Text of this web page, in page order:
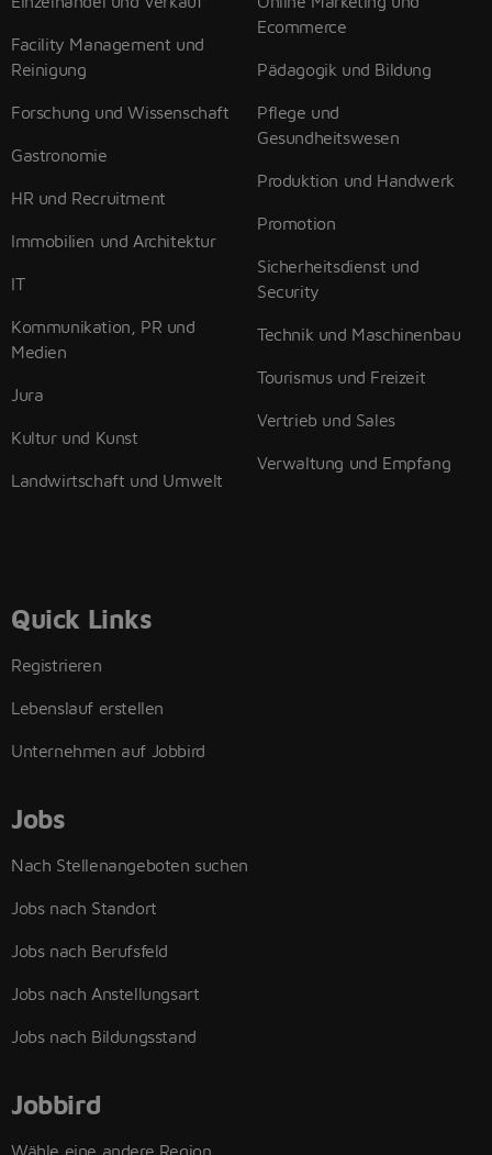
Facility Management und
Reinigung
Forschung und Wissenschaft
Gastronomie
HR und Recruitment
Immobilien und Architektur
IT
Kommunikation, PR und
Medien
Jura
Kultur und Kunst
Landwirtschaft und Umwelt
Ecommerce
Pädagogik und Bildung
Pflege und
Gesundheitswesen
Produktion und Handwerk
Promotion
Sicherheitsdienst und
Security
Technik und Maschinenbau
Tourismus und Freizeit
Vertrieb und Sales
Verwaltung und Empfang
Quick Links
Registrieren
Lebenslauf erstellen
Unternehmen auf Jobbird
Jobs
Nach Stellenangeboten suchen
Jobs nach Standort
Jobs nach Berufsfeld
Jobs nach Anstellungsart
Jobs nach Bildungsstand
Jobbird
Wähle eine andere Region